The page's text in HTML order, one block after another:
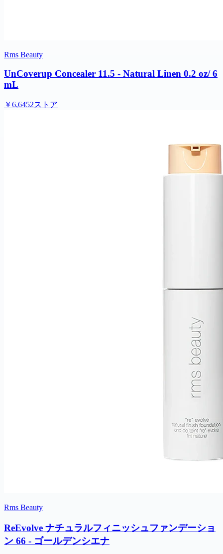
Rms Beauty
UnCoverup Concealer 11.5 - Natural Linen 0.2 oz/ 6
mL
￥6,6452ストア
Rms Beauty
ReEvolve ナチュラルフィニッシュファンデーショ
ン 66 - ゴールデンシエナ